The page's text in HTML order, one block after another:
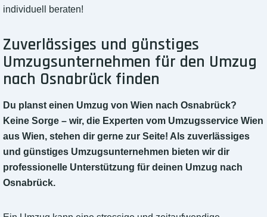
individuell beraten!
Zuverlässiges und günstiges
Umzugsunternehmen für den Umzug
nach Osnabrück finden
Du planst einen Umzug von Wien nach Osnabrück?
Keine Sorge – wir, die Experten vom Umzugsservice Wien
aus Wien, stehen dir gerne zur Seite! Als zuverlässiges
und günstiges Umzugsunternehmen bieten wir dir
professionelle Unterstützung für deinen Umzug nach
Osnabrück.